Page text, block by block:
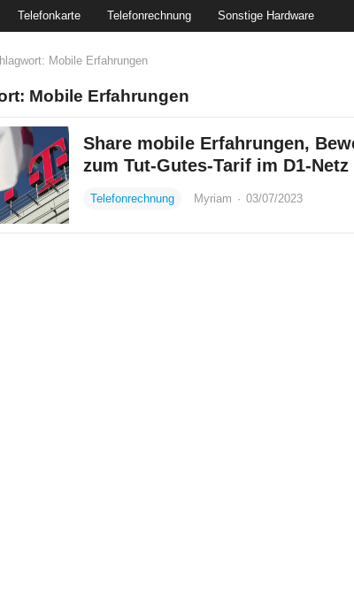
Telefonkarte Telefonrechnung Sonstige Hardware
Mobile Erfahrungen
Mobile Erfahrungen
Share mobile Erfahrungen,
zum Tut-Gutes-Tarif im D1-Netz
Telefonrechnung Myriam · 03/07/2023